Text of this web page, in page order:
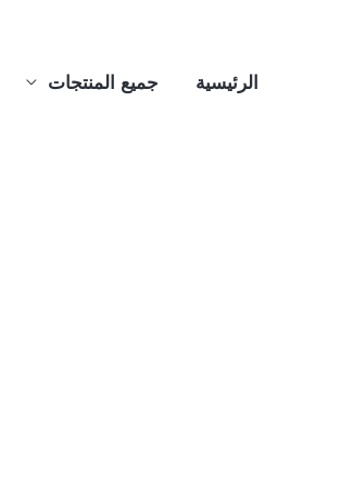
الرئيسية جميع المنتجات